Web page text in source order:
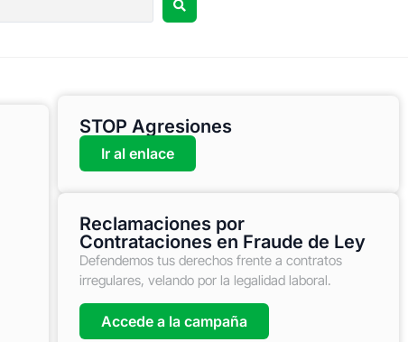
STOP Agresiones
Ir al enlace
Reclamaciones por
Contrataciones en Fraude de Ley
Defendemos tus derechos frente a contratos
irregulares, velando por la legalidad laboral.
Accede a la campaña